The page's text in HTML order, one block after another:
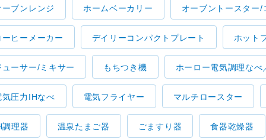
ーブンレンジ ホームベーカリー オーブントースター
ーヒーメーカー デイリーコンパクトプレート ホット
ューサー/ミキサー もちつき機 ホーロー電気調理なべ
気圧力IHなべ 電気フライヤー マルチロースター
調理器 温泉たまご器 ごますり器 食器乾燥器